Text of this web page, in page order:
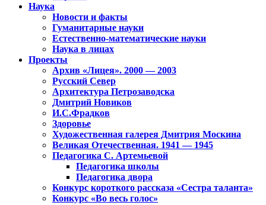
Наука
Новости и факты
Гуманитарные науки
Естественно-математические науки
Наука в лицах
Проекты
Архив «Лицея». 2000 — 2003
Русский Север
Архитектура Петрозаводска
Дмитрий Новиков
И.С.Фрадков
Здоровье
Художественная галерея Дмитрия Москина
Великая Отечественная. 1941 — 1945
Педагогика С. Артемьевой
Педагогика школы
Педагогика двора
Конкурс короткого рассказа «Сестра таланта»
Конкурс «Во весь голос»